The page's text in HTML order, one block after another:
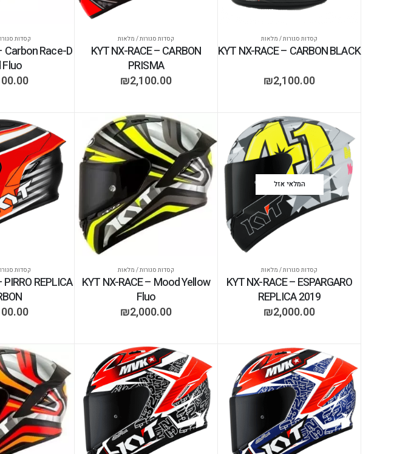
קסדות סגורות / מלאות
KYT NX-RACE – CARBON BLACK
₪2,100.00
קסדות סגורות / מלאות
KYT NX-RACE – CARBON
PRISMA
₪2,100.00
קסדות
Carbon Race-D
Fluo
המלאי אזל
קסדות סגורות / מלאות
KYT NX-RACE – ESPARGARO
REPLICA 2019
₪2,000.00
קסדות סגורות / מלאות
KYT NX-RACE – Mood Yellow
Fluo
₪2,000.00
קסדות
REPLICA